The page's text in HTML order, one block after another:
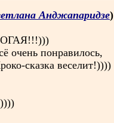
Анджапаридзе)
очень понравилось,
сказка веселит!))))